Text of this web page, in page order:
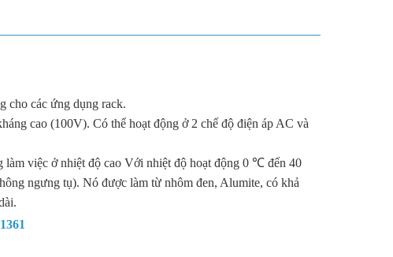
cho các ứng dụng rack.
cao (100V). Có thể hoạt động ở 2 chế độ điện áp AC và
làm việc ở nhiệt độ cao Với nhiệt độ hoạt động 0 ℃ đến 40
ngưng tụ). Nó được làm từ nhôm đen, Alumite, có khả